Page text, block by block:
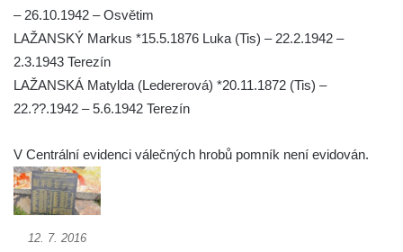
Kenotaf Václava Liprta na hřbitově v
Cítolibech
Kenotaf Františka Malypetra na hřbitově v
Cítolibech
Hrob Františka Morkera na hřbitově v
Cítolibech
Hrob Josefa Fronka na hřbitově v Cítolibech
Hrob Jana Císarika na hřbitově v Cítolibech
– 26.10.1942 – Osvětim
LAŽANSKÝ Markus *15.5.1876 Luka (Tis) – 22.2.1942 –
2.3.1943 Terezín
LAŽANSKÁ Matylda (Ledererová) *20.11.1872 (Tis) –
22.??.1942 – 5.6.1942 Terezín
V Centrální evidenci válečných hrobů pomník není evidován.
12. 7. 2016